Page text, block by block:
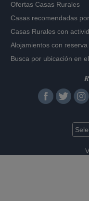
Ofertas Casas Rurales
Casas recomendadas
Casas Rurales con
Alojamientos con reserva
Busca por ubicación en